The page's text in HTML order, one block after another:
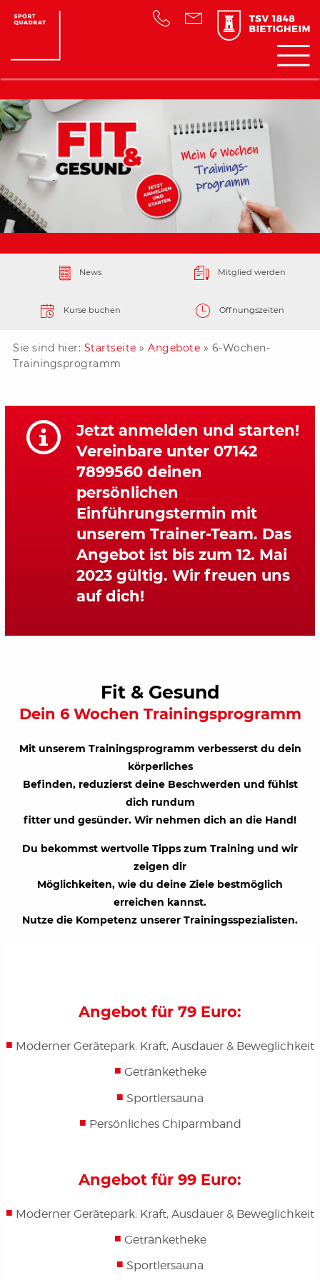
News Mitglied werden
Kurse buchen Öffnungszeiten
Sie sind hier: Startseite » Angebote » 6-Wochen-
Trainingsprogramm
Jetzt anmelden und starten!
Vereinbare unter 07142
7899560 deinen
persönlichen
Einführungstermin mit
unserem Trainer-Team. Das
Angebot ist bis zum 12. Mai
2023 gültig. Wir freuen uns
auf dich!
Fit & Gesund
Dein 6 Wochen Trainingsprogramm
Mit unserem Trainingsprogramm verbesserst du dein
körperliches
Befinden, reduzierst deine Beschwerden und fühlst
dich rundum
fitter und gesünder. Wir nehmen dich an die Hand!
Du bekommst wertvolle Tipps zum Training und wir
zeigen dir
Möglichkeiten, wie du deine Ziele bestmöglich
erreichen kannst.
Nutze die Kompetenz unserer Trainingsspezialisten.
Angebot für 79 Euro:
Moderner Gerätepark: Kraft, Ausdauer & Beweglichkeit
Getränketheke
Sportlersauna
Persönliches Chiparmband
Angebot für 99 Euro:
Moderner Gerätepark: Kraft, Ausdauer & Beweglichkeit
Getränketheke
Sportlersauna